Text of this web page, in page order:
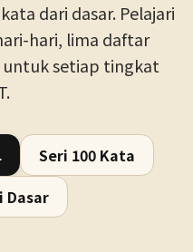
dari dasar. Pelajari
hari, lima daftar
setiap tingkat
Seri 100 Kata
Dasar